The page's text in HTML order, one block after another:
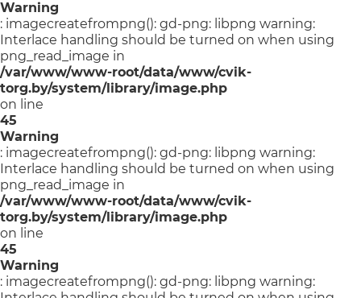
Warning
: imagecreatefrompng(): gd-png: libpng warning:
Interlace handling should be turned on when using
png_read_image in
/var/www/www-root/data/www/cvik-
torg.by/system/library/image.php
on line
45
Warning
: imagecreatefrompng(): gd-png: libpng warning:
Interlace handling should be turned on when using
png_read_image in
/var/www/www-root/data/www/cvik-
torg.by/system/library/image.php
on line
45
Warning
: imagecreatefrompng(): gd-png: libpng warning: